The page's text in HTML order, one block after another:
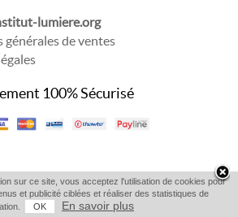
lumiere.org
de ventes
100% Sécurisé
sur ce site, vous acceptez l'utilisation de cookies pour
et publicité ciblées et réaliser des statistiques de
OK En savoir plus